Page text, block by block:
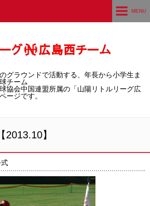
グラウンドで活動する、年長から小学生ま
チーム
協会中国連盟所属の「山陽リトルリーグ広
ージです。
MENU
学
2013.10】